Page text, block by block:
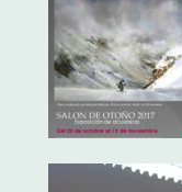
Reproductor